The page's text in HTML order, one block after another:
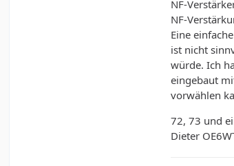
NF-
NF-
Eine
ist nicht
würde. Ich
eingebaut
vorwählen
72, 73 und
Dieter